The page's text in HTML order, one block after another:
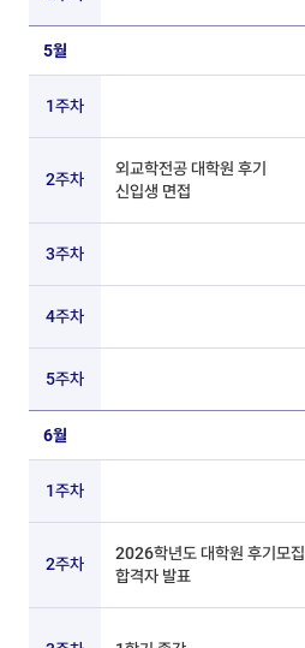
5월
1주차
2주차
외교학전공 대학원 후기
신입생 면접
3주차
4주차
5주차
6월
1주차
2주차
2026학년도 대학원 후기모집
합격자 발표